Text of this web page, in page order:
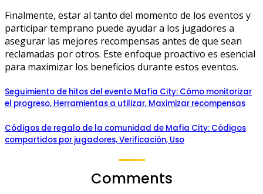
Finalmente, estar al tanto del momento de los eventos y
participar temprano puede ayudar a los jugadores a
asegurar las mejores recompensas antes de que sean
reclamadas por otros. Este enfoque proactivo es esencial
para maximizar los beneficios durante estos eventos.
Seguimiento de hitos del evento Mafia City: Cómo monitorizar
el progreso, Herramientas a utilizar, Maximizar recompensas
Códigos de regalo de la comunidad de Mafia City: Códigos
compartidos por jugadores, Verificación, Uso
Comments